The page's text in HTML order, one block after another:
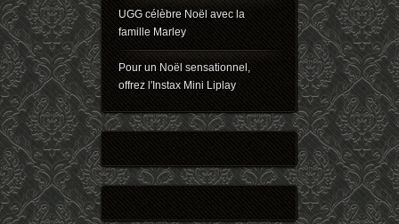
UGG célèbre Noël avec la
famille Marley
Pour un Noël sensationnel,
offrez l'Instax Mini Liplay